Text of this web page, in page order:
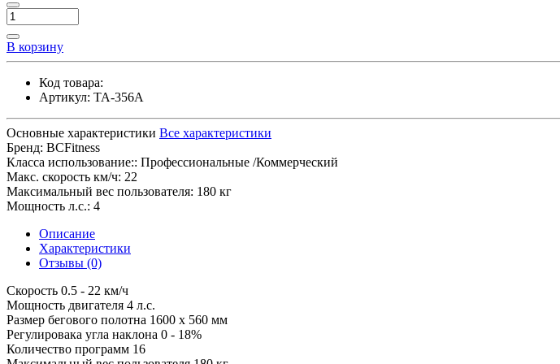
В корзину
Код товара:
Артикул: TA-356A
Основные характеристики Все характеристики
Бренд: BCFitness
Класса использование:: Профессиональные /Коммерческий
Макс. скорость км/ч: 22
Максимальный вес пользователя: 180 кг
Мощность л.с.: 4
Описание
Характеристики
Отзывы (0)
Скорость 0.5 - 22 км/ч
Мощность двигателя 4 л.с.
Размер бегового полотна 1600 x 560 мм
Регулировака угла наклона 0 - 18%
Количество программ 16